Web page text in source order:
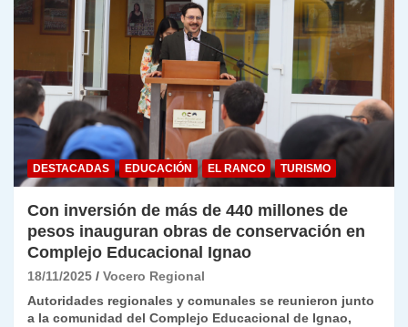
DESTACADAS EDUCACIÓN EL RANCO TURISMO
Con inversión de más de 440 millones de
pesos inauguran obras de conservación en
Complejo Educacional Ignao
18/11/2025
Vocero Regional
Autoridades regionales y comunales se reunieron junto
a la comunidad del Complejo Educacional de Ignao,